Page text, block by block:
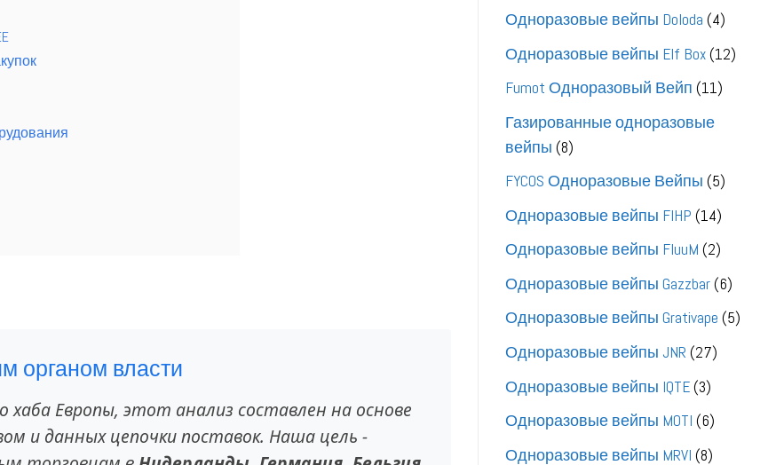
органом власти
хаба Европы, этот анализ составлен на основе
и данных цепочки поставок. Наша цель -
Одноразовые вейпы Doloda 44
товара
Одноразовые вейпы Elf Box 1212
Fumot Одноразовый Вейп 1111
Газированные одноразовые
вейпы 88
FYCOS Одноразовые Вейпы 55
Одноразовые вейпы FIHP 1414
товаров
Одноразовые вейпы FluuM 22
товара
Одноразовые вейпы Gazzbar 66
Одноразовые вейпы Grativape 55
Одноразовые вейпы JNR 2727
Одноразовые вейпы IQTE 33
товара
Одноразовые вейпы MOTI 66
товаров
Одноразовые вейпы MRVI 88